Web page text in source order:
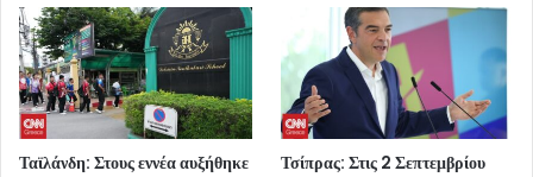
Ταϊλάνδη: Στους εννέα αυξήθηκε
Τσίπρας: Στις 2 Σεπτεμβρίου